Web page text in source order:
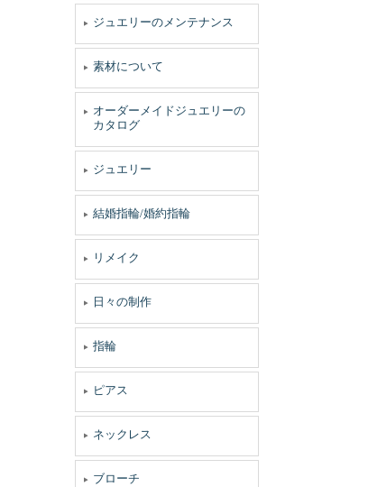
ジュエリーのメンテナンス
素材について
オーダーメイドジュエリーの
カタログ
ジュエリー
結婚指輪/婚約指輪
リメイク
日々の制作
指輪
ピアス
ネックレス
ブローチ